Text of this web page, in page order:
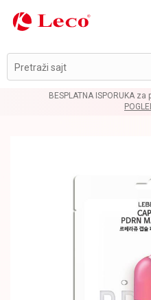
Pretraži sajt
BESPLATNA ISPORUKA